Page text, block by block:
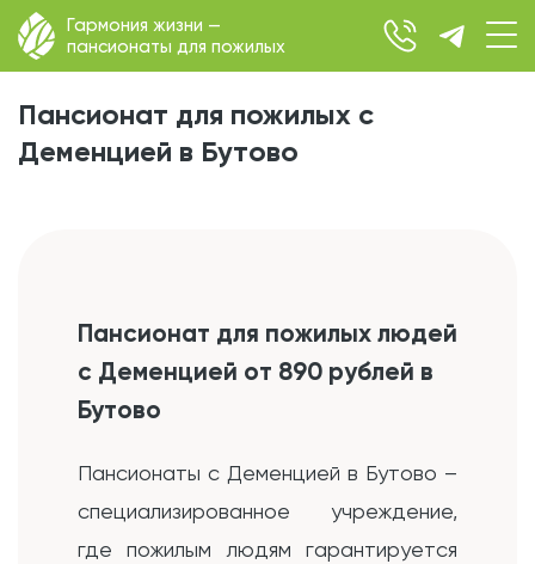
Гармония жизни —
пансионаты для пожилых
Пансионат для пожилых с
Деменцией в Бутово
Пансионат для пожилых людей
с Деменцией от 890 рублей в
Бутово
Пансионаты с Деменцией в Бутово –
специализированное учреждение,
где пожилым людям гарантируется